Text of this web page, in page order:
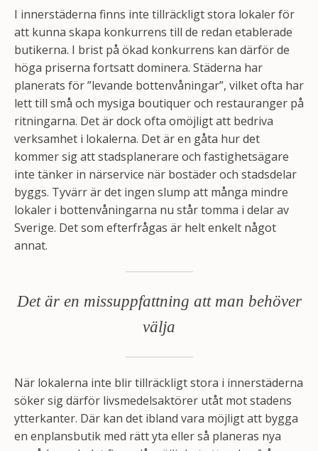
I innerstäderna finns inte tillräckligt stora lokaler för
att kunna skapa konkurrens till de redan etablerade
butikerna. I brist på ökad konkurrens kan därför de
höga priserna fortsatt dominera. Städerna har
planerats för ”levande bottenvåningar”, vilket ofta har
lett till små och mysiga boutiquer och restauranger på
ritningarna. Det är dock ofta omöjligt att bedriva
verksamhet i lokalerna. Det är en gåta hur det
kommer sig att stadsplanerare och fastighetsägare
inte tänker in närservice när bostäder och stadsdelar
byggs. Tyvärr är det ingen slump att många mindre
lokaler i bottenvåningarna nu står tomma i delar av
Sverige. Det som efterfrågas är helt enkelt något
annat.
Det är en missuppfattning att man behöver
välja
När lokalerna inte blir tillräckligt stora i innerstäderna
söker sig därför livsmedelsaktörer utåt mot stadens
ytterkanter. Där kan det ibland vara möjligt att bygga
en enplansbutik med rätt yta eller så planeras nya